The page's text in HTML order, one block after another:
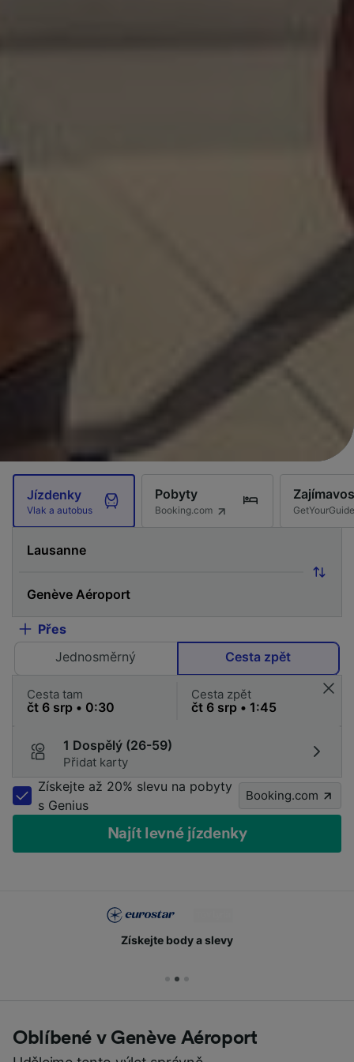
Jízdenky
Vlak a autobus
Pobyty
Booking.com GetYourGuide
Přes
Jednosměrný
Cesta zpět
Cesta tam Cesta zpět
1 Dospělý (26-59)
Přidat karty
Získejte až 20% slevu na pobyty
s Genius
Booking.com
Najít levné jízdenky
Získejte body a slevy
Oblíbené v Genève Aéroport